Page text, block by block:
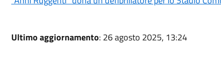
Ultimo aggiornamento: 26 agosto 2025, 13:24